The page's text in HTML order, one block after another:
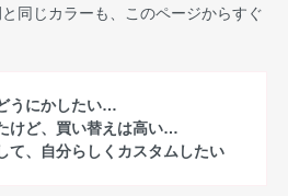
同じカラーも、このページからすぐ
うにかしたい…
けど、買い替えは高い…
て、自分らしくカスタムしたい